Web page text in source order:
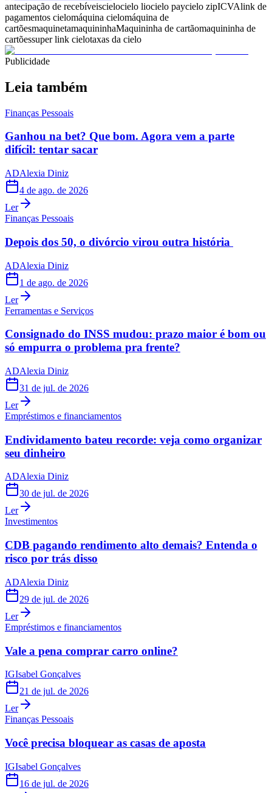
antecipação de recebíveiscielocielo liocielo paycielo zipICVAlink de
pagamentos cielomáquina cielomáquina de
cartõesmaquinetamaquininhaMaquininha de cartãomaquininha de
cartõessuper link cielotaxas da cielo
Publicidade
Leia também
Finanças Pessoais
Ganhou na bet? Que bom. Agora vem a parte
difícil: tentar sacar
ADAlexia Diniz
4 de ago. de 2026
Ler
Finanças Pessoais
Depois dos 50, o divórcio virou outra história
ADAlexia Diniz
1 de ago. de 2026
Ler
Ferramentas e Serviços
Consignado do INSS mudou: prazo maior é bom ou
só empurra o problema pra frente?
ADAlexia Diniz
31 de jul. de 2026
Ler
Empréstimos e financiamentos
Endividamento bateu recorde: veja como organizar
seu dinheiro
ADAlexia Diniz
30 de jul. de 2026
Ler
Investimentos
CDB pagando rendimento alto demais? Entenda o
risco por trás disso
ADAlexia Diniz
29 de jul. de 2026
Ler
Empréstimos e financiamentos
Vale a pena comprar carro online?
IGIsabel Gonçalves
21 de jul. de 2026
Ler
Finanças Pessoais
Você precisa bloquear as casas de aposta
IGIsabel Gonçalves
16 de jul. de 2026